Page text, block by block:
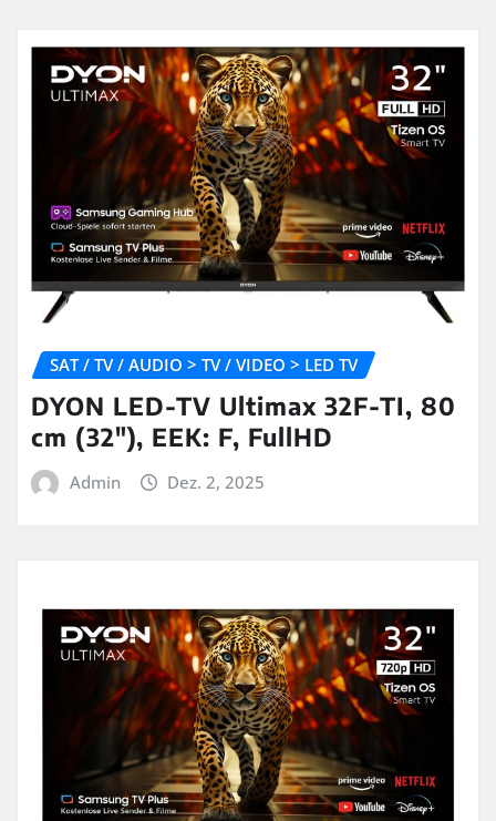
SAT / TV / AUDIO > TV / VIDEO > LED TV
DYON LED-TV Ultimax 32F-TI, 80
cm (32″), EEK: F, FullHD
Admin Dez. 2, 2025